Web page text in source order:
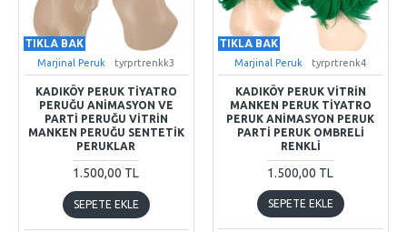
TIKLA BAK
Marjinal Peruk tyrprtrenkk3
KADIKÖY PERUK TIYATRO
PERUĞU ANIMASYON VE
PARTI PERUĞU VITRIN
MANKEN PERUĞU SENTETIK
PERUKLAR
1.500,00 TL
SEPETE EKLE
TIKLA BAK
Marjinal Peruk tyrprtrenk4
KADIKÖY PERUK VITRIN
MANKEN PERUK TIYATRO
PERUK ANIMASYON PERUK
PARTI PERUK OMBRELI
RENKLI
1.500,00 TL
SEPETE EKLE